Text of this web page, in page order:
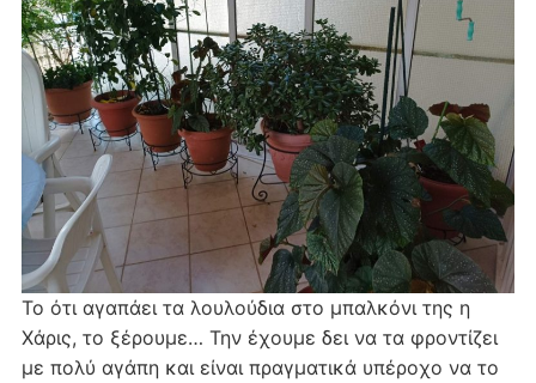
Το ότι αγαπάει τα λουλούδια στο μπαλκόνι της η
Χάρις, το ξέρουμε… Την έχουμε δει να τα φροντίζει
με πολύ αγάπη και είναι πραγματικά υπέροχο να το